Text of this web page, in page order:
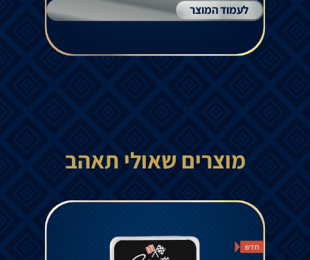
לעמוד המוצר
מוצרים שאולי תאהב
חדש